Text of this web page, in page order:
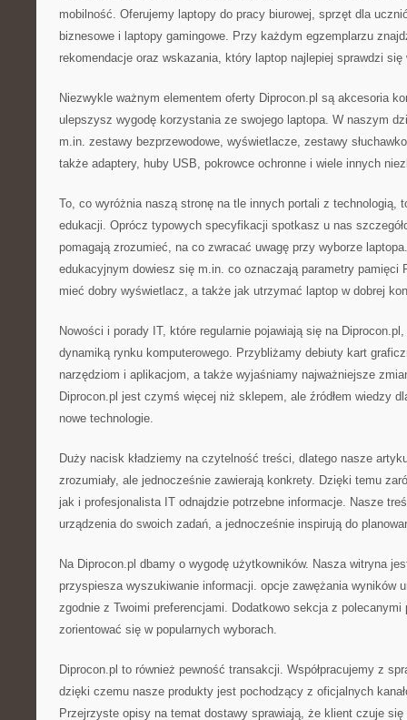
mobilność. Oferujemy laptopy do pracy biurowej, sprzęt dla
biznesowe i laptopy gamingowe. Przy każdym egzemplarzu
rekomendacje oraz wskazania, który laptop najlepiej sprawdzi
Niezwykle ważnym elementem oferty Diprocon.pl są akcesoria
ulepszysz wygodę korzystania ze swojego laptopa. W naszym
m.in. zestawy bezprzewodowe, wyświetlacze, zestawy
także adaptery, huby USB, pokrowce ochronne i wiele innych
To, co wyróżnia naszą stronę na tle innych portali z technologią,
edukacji. Oprócz typowych specyfikacji spotkasz u nas
pomagają zrozumieć, na co zwracać uwagę przy wyborze
edukacyjnym dowiesz się m.in. co oznaczają parametry pamięci
mieć dobry wyświetlacz, a także jak utrzymać laptop w dobrej
Nowości i porady IT, które regularnie pojawiają się na
dynamiką rynku komputerowego. Przybliżamy debiuty kart
narzędziom i aplikacjom, a także wyjaśniamy najważniejsze
Diprocon.pl jest czymś więcej niż sklepem, ale źródłem wiedzy
nowe technologie.
Duży nacisk kładziemy na czytelność treści, dlatego nasze
zrozumiały, ale jednocześnie zawierają konkrety. Dzięki temu
jak i profesjonalista IT odnajdzie potrzebne informacje. Nasze
urządzenia do swoich zadań, a jednocześnie inspirują do
Na Diprocon.pl dbamy o wygodę użytkowników. Nasza witryna
przyspiesza wyszukiwanie informacji. opcje zawężania wyników
zgodnie z Twoimi preferencjami. Dodatkowo sekcja z
zorientować się w popularnych wyborach.
Diprocon.pl to również pewność transakcji. Współpracujemy z
dzięki czemu nasze produkty jest pochodzący z oficjalnych
Przejrzyste opisy na temat dostawy sprawiają, że klient czuje